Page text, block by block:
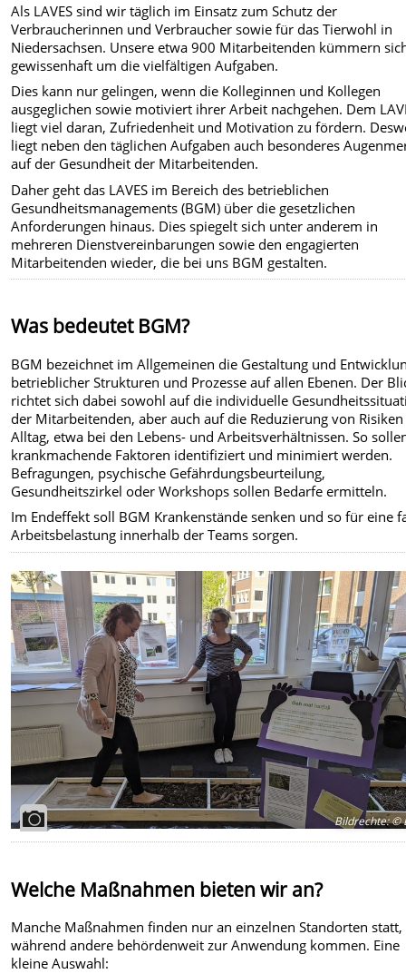
Als LAVES sind wir täglich im Einsatz zum Schutz der
Verbraucherinnen und Verbraucher sowie für das Tierwohl in
Niedersachsen. Unsere etwa 900 Mitarbeitenden kümmern
gewissenhaft um die vielfältigen Aufgaben.
Dies kann nur gelingen, wenn die Kolleginnen und Kollegen
ausgeglichen sowie motiviert ihrer Arbeit nachgehen. Dem
liegt viel daran, Zufriedenheit und Motivation zu fördern.
liegt neben den täglichen Aufgaben auch besonderes
auf der Gesundheit der Mitarbeitenden.
Daher geht das LAVES im Bereich des betrieblichen
Gesundheitsmanagements (BGM) über die gesetzlichen
Anforderungen hinaus. Dies spiegelt sich unter anderem in
mehreren Dienstvereinbarungen sowie den engagierten
Mitarbeitenden wieder, die bei uns BGM gestalten.
Was bedeutet BGM?
BGM bezeichnet im Allgemeinen die Gestaltung und
betrieblicher Strukturen und Prozesse auf allen Ebenen. Der
richtet sich dabei sowohl auf die individuelle
der Mitarbeitenden, aber auch auf die Reduzierung von
Alltag, etwa bei den Lebens- und Arbeitsverhältnissen. So
krankmachende Faktoren identifiziert und minimiert werden.
Befragungen, psychische Gefährdungsbeurteilung,
Gesundheitszirkel oder Workshops sollen Bedarfe ermitteln.
Im Endeffekt soll BGM Krankenstände senken und so für eine
Arbeitsbelastung innerhalb der Teams sorgen.
Bildrechte:©
Welche Maßnahmen bieten wir an?
Manche Maßnahmen finden nur an einzelnen Standorten statt,
während andere behördenweit zur Anwendung kommen. Eine
kleine Auswahl: